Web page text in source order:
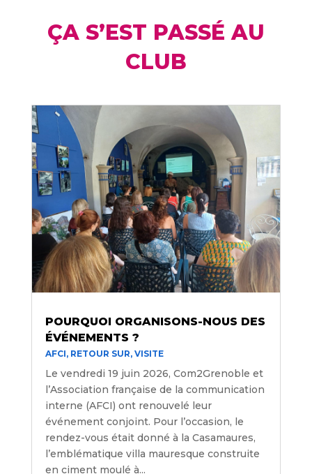
ÇA S’EST PASSÉ AU
CLUB
POURQUOI ORGANISONS-NOUS DES
ÉVÉNEMENTS ?
AFCI, RETOUR SUR, VISITE
Le vendredi 19 juin 2026, Com2Grenoble et
l’Association française de la communication
interne (AFCI) ont renouvelé leur
événement conjoint. Pour l’occasion, le
rendez-vous était donné à la Casamaures,
l’emblématique villa mauresque construite
en ciment moulé à...